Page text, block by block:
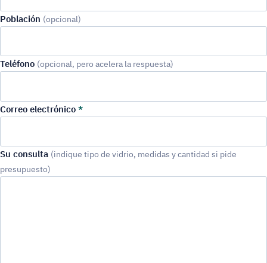
Población (opcional)
Teléfono (opcional, pero acelera la respuesta)
Correo electrónico *
Su consulta (indique tipo de vidrio, medidas y cantidad si pide
presupuesto)